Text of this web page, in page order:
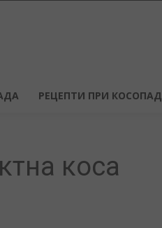
РЕЦЕПТИ ПРИ КОСОПАД
коса